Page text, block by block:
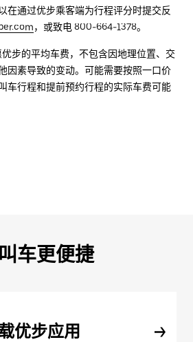
在通过优步乘客端为行程评分时提交反
，或致电 800-664-1378。
步的平均车费，不包含因地理位置、交
因素导致的变动。可能需要按照一口价
车行程和提前预约行程的实际车费可能
车更便捷
优步应用